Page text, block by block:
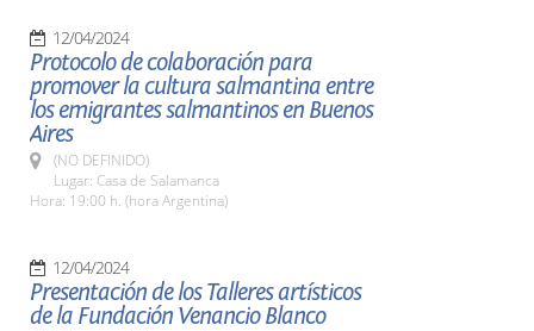
12/04/2024
Protocolo de colaboración para
promover la cultura salmantina entre
los emigrantes salmantinos en Buenos
Aires
(NO DEFINIDO)
Lugar: Casa de Salamanca
Hora: 19:00 h. (hora Argentina)
12/04/2024
Presentación de los Talleres artísticos
de la Fundación Venancio Blanco